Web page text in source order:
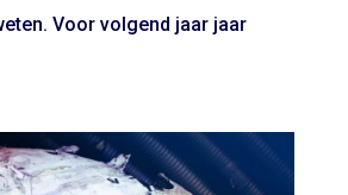
Voor volgend jaar jaar